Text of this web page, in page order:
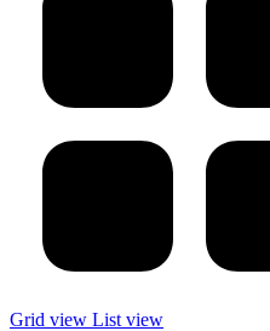
Grid view List view